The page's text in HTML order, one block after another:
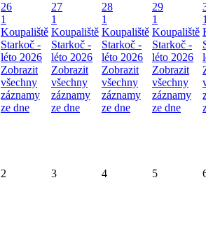
26
1
Koupaliště
Starkoč -
léto 2026
Zobrazit
všechny
záznamy
ze dne
27
1
Koupaliště
Starkoč -
léto 2026
Zobrazit
všechny
záznamy
ze dne
28
1
Koupaliště
Starkoč -
léto 2026
Zobrazit
všechny
záznamy
ze dne
29
1
Koupaliště
Starkoč -
léto 2026
Zobrazit
všechny
záznamy
ze dne
2 3 4 5